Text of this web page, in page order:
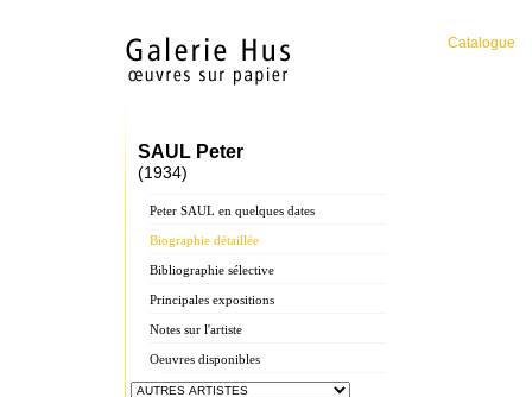
Catalogue
SAUL Peter
(1934)
Peter SAUL en quelques dates
Biographie détaillée
Bibliographie sélective
Principales expositions
Notes sur l'artiste
Oeuvres disponibles